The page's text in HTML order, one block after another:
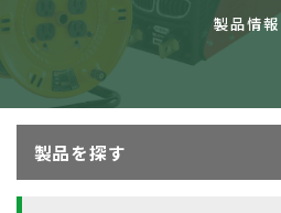
製品情報
製品を探す